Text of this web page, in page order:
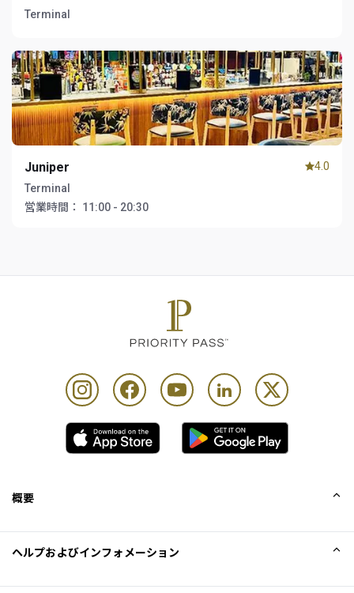
Terminal
Juniper
Terminal
営業時間：
11:00 - 20:30
4.0
概要
ヘルプおよびインフォメーション